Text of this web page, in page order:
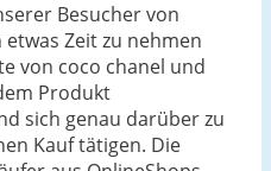
Besucher von
etwas Zeit zu nehmen
von coco chanel und
Produkt
sich genau darüber zu
Kauf tätigen. Die